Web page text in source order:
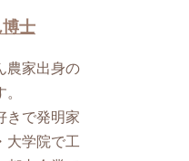
士
農家出身の
きで発明家
大学院で工